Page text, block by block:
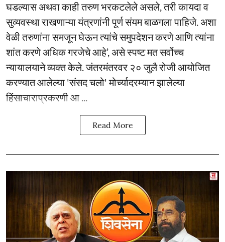
घडल्यास अथवा काही तरुण भरकटलेले असले, तरी कायदा व
सुव्यवस्था राखणाऱ्या यंत्रणांनी पूर्ण संयम बाळगला पाहिजे. अशा
वेळी तरुणांना समजून घेऊन त्यांचे समुपदेशन करणे आणि त्यांना
शांत करणे अधिक गरजेचे आहे’, असे स्पष्ट मत सर्वोच्च
न्यायालयाने व्यक्त केले. जंतरमंतरवर २० जुलै रोजी आयोजित
करण्यात आलेल्या 'संसद चलो' मोर्च्यादरम्यान झालेल्या
हिंसाचाराप्रकरणी आ ...
Read More